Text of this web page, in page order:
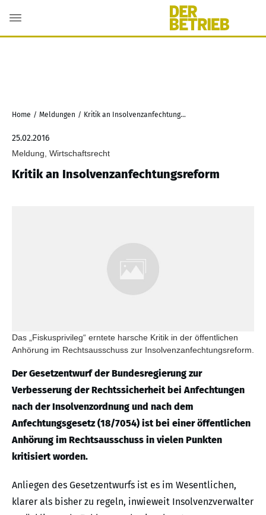
Home / Meldungen / Kritik an Insolvenzanfechtungsreform
25.02.2016
Meldung, Wirtschaftsrecht
Kritik an Insolvenzanfechtungsreform
Das „Fiskusprivileg“ erntete harsche Kritik in der öffentlichen
Anhörung im Rechtsausschuss zur Insolvenzanfechtungsreform.
Der Gesetzentwurf der Bundesregierung zur
Verbesserung der Rechtssicherheit bei Anfechtungen
nach der Insolvenzordnung und nach dem
Anfechtungsgesetz (18/7054) ist bei einer öffentlichen
Anhörung im Rechtsausschuss in vielen Punkten
kritisiert worden.
Anliegen des Gesetzentwurfs ist es im Wesentlichen,
klarer als bisher zu regeln, inwieweit Insolvenzverwalter